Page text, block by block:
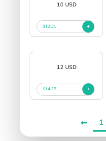
10 USD
$12.31
12 USD
$14.37
1